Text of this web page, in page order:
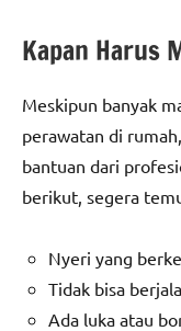
Kapan Harus
Meskipun banyak
perawatan di
bantuan dari
berikut, segera
Nyeri yang
Tidak bisa
Ada luka atau